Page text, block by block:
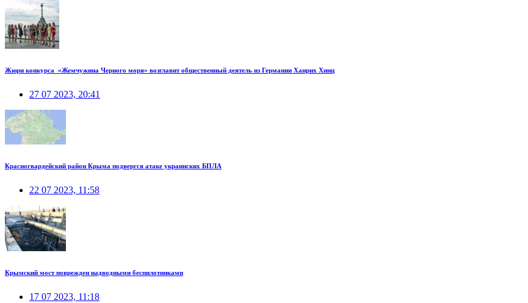
Жюри конкурса «Жемчужина Черного моря» возглавит общественный деятель из Германии Ханрих Хинц
27 07 2023, 20:41
Красногвардейский район Крыма подвергся атаке украинских БПЛА
22 07 2023, 11:58
Крымский мост поврежден надводными беспилотниками
17 07 2023, 11:18